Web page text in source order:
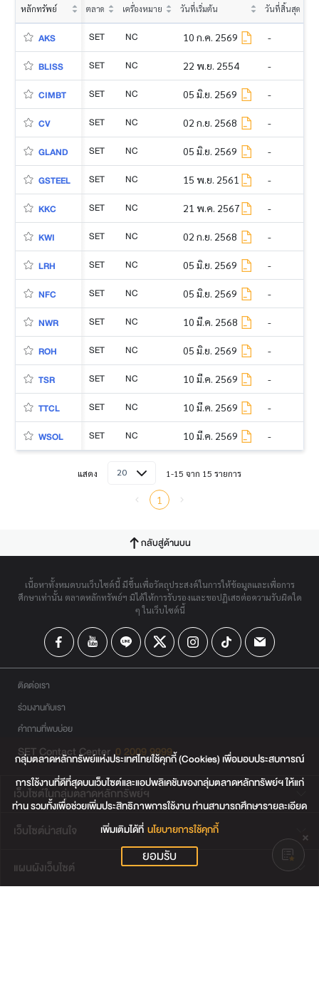
หลักทรัพย์ ตลาด เครื่องหมาย วันที่เริ่มต้น วันที่สิ้นสุด
AKS SET NC 10 ก.ค. 2569 -
BLISS SET NC 22 พ.ย. 2554 -
CIMBT SET NC 05 มิ.ย. 2569 -
CV SET NC 02 ก.ย. 2568 -
GLAND SET NC 05 มิ.ย. 2569 -
GSTEEL SET NC 15 พ.ย. 2561 -
KKC SET NC 21 พ.ค. 2567 -
KWI SET NC 02 ก.ย. 2568 -
LRH SET NC 05 มิ.ย. 2569 -
NFC SET NC 05 มิ.ย. 2569 -
NWR SET NC 10 มี.ค. 2568 -
ROH SET NC 05 มิ.ย. 2569 -
TSR SET NC 10 มี.ค. 2569 -
TTCL SET NC 10 มี.ค. 2569 -
WSOL SET NC 10 มี.ค. 2569 -
แสดง 20 1-15 จาก 15 รายการ
1
กลับสู่ด้านบน
เนื้อหาทั้งหมดบนเว็บไซต์นี้ มีขึ้นเพื่อวัตถุประสงค์ในการให้ข้อมูลและเพื่อการ
ศึกษาเท่านั้น ตลาดหลักทรัพย์ฯ มิได้ให้การรับรองและขอปฏิเสธต่อความรับผิดใด
ๆ ในเว็บไซต์นี้
ติดต่อเรา
ร่วมงานกับเรา
คำถามที่พบบ่อย
SET Contact Center 0 2009 9999
เว็บไซต์ในกลุ่มตลาดหลักทรัพย์ฯ
เว็บไซต์น่าสนใจ
แผนผังเว็บไซต์
กลุ่มตลาดหลักทรัพย์แห่งประเทศไทยใช้คุกกี้ (Cookies) เพื่อมอบประสบการณ์
การใช้งานที่ดีที่สุดบนเว็บไซต์และแอปพลิเคชันของกลุ่มตลาดหลักทรัพย์ฯ ให้แก่
ท่าน รวมทั้งเพื่อช่วยเพิ่มประสิทธิภาพการใช้งาน ท่านสามารถศึกษารายละเอียด
เพิ่มเติมได้ที่ นโยบายการใช้คุกกี้
ยอมรับ